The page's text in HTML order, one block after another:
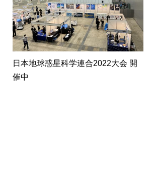
日本地球惑星科学連合2022大会 開
催中